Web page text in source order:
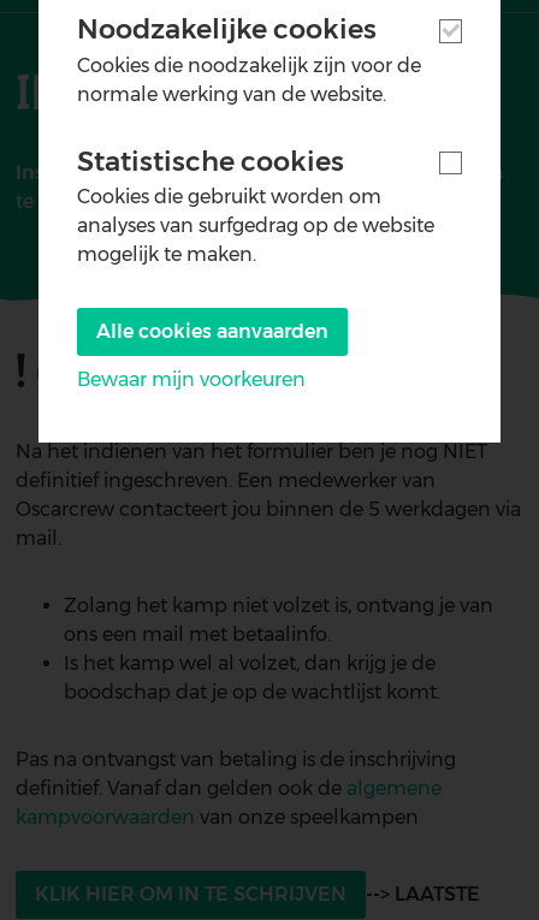
Ik Wil Inschrijven!!!
Inschrijven kan hieronder!Vergeet niet alle stappen
te doorlopen tot het einde.
! OPGELET !
Na het indienen van het formulier ben je nog NIET
definitief ingeschreven. Een medewerker van
Oscarcrew contacteert jou binnen de 5 werkdagen via
mail.
Zolang het kamp niet volzet is, ontvang je van
ons een mail met betaalinfo.
Is het kamp wel al volzet, dan krijg je de
boodschap dat je op de wachtlijst komt.
Pas na ontvangst van betaling is de inschrijving
definitief. Vanaf dan gelden ook de algemene
kampvoorwaarden van onze speelkampen
KLIK HIER OM IN TE SCHRIJVEN
--> LAATSTE
Noodzakelijke cookies
Cookies die noodzakelijk zijn voor de
normale werking van de website.
Statistische cookies
Cookies die gebruikt worden om
analyses van surfgedrag op de website
mogelijk te maken.
Alle cookies aanvaarden
Bewaar mijn voorkeuren
consent